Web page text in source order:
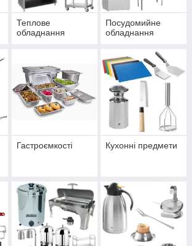
Теплове
обладнання
Посудомийне
обладнання
Гастроємкості Кухонні предмети